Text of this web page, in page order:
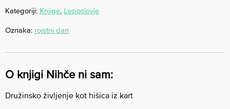
Kategoriji: Knjige, Leposlovje
Oznaka: rojstni dan
O knjigi Nihče ni sam:
Družinsko življenje kot hišica iz kart